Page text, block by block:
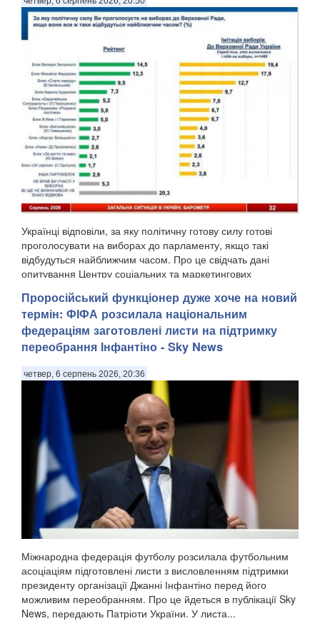
Українці відповіли, за яку політичну готову силу готові
проголосувати на виборах до парламенту, якщо такі
відбудуться найближчим часом. Про це свідчать дані
опитування Центру соціальних та маркетингових
Проросійський функціонер дуже хоче на новий
термін: ФІФА розсилала національним
федераціям заготовлені листи на підтримку
переобрання Інфантіно - Sky News
четвер, 6 серпень 2026, 20:36
Міжнародна федерація футболу розсилала футбольним
асоціаціям підготовлені листи з висловленням підтримки
президенту організації Джанні Інфантіно перед його
можливим переобранням. Про це йдеться в публікації Sky
News, передають Патріоти України. У листа...